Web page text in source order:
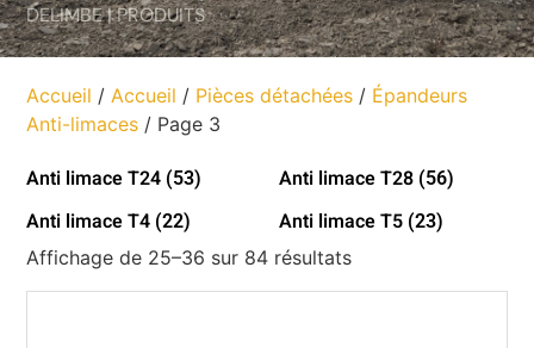
DELIMBE | PRODUITS
Accueil /Accueil / Pièces détachées / Épandeurs
Anti-limaces / Page 3
Anti limace T24 (53) Anti limace T28 (56)
Anti limace T4 (22) Anti limace T5 (23)
Affichage de 25–36 sur 84 résultats